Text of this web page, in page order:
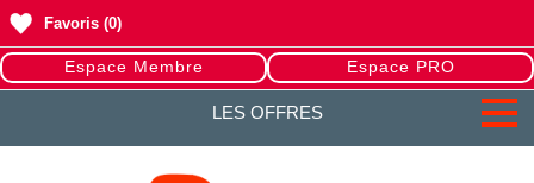
Espace Membre Espace PRO
Favoris (0)
LES OFFRES